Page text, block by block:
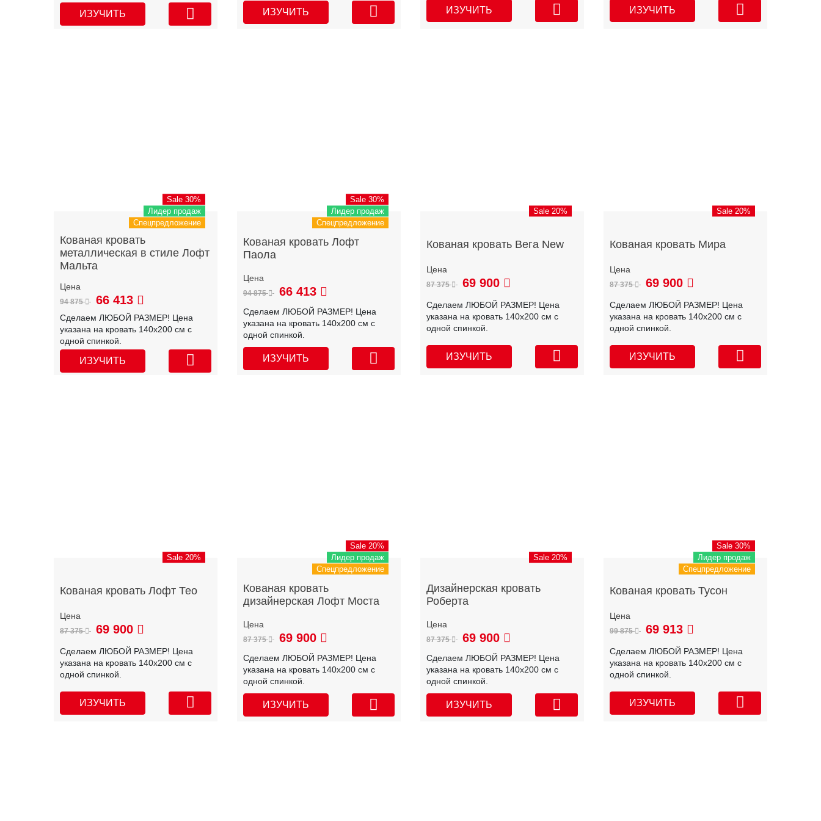
ИЗУЧИТЬ ИЗУЧИТЬ ИЗУЧИТЬ ИЗУЧИТЬ
Sale 30%
Лидер продаж
Спецпредложение
Кованая кровать
металлическая в стиле Лофт
Мальта
94 875 66 413
Сделаем ЛЮБОЙ РАЗМЕР! Цена
указана на кровать 140х200 см с
одной спинкой.
ИЗУЧИТЬ
Sale 30%
Лидер продаж
Спецпредложение
Кованая кровать Лофт
Паола
94 875 66 413
Сделаем ЛЮБОЙ РАЗМЕР! Цена
указана на кровать 140х200 см с
одной спинкой.
ИЗУЧИТЬ
Sale 20%
Кованая кровать Вега New
87 375 69 900
Сделаем ЛЮБОЙ РАЗМЕР! Цена
указана на кровать 140х200 см с
одной спинкой.
ИЗУЧИТЬ
Sale 20%
Кованая кровать Мира
87 375 69 900
Сделаем ЛЮБОЙ РАЗМЕР! Цена
указана на кровать 140х200 см с
одной спинкой.
ИЗУЧИТЬ
Sale 20%
Кованая кровать Лофт Тео
87 375 69 900
Сделаем ЛЮБОЙ РАЗМЕР! Цена
указана на кровать 140х200 см с
одной спинкой.
ИЗУЧИТЬ
Sale 20%
Лидер продаж
Спецпредложение
Кованая кровать
дизайнерская Лофт Моста
87 375 69 900
Сделаем ЛЮБОЙ РАЗМЕР! Цена
указана на кровать 140х200 см с
одной спинкой.
ИЗУЧИТЬ
Sale 20%
Дизайнерская кровать
Роберта
87 375 69 900
Сделаем ЛЮБОЙ РАЗМЕР! Цена
указана на кровать 140х200 см с
одной спинкой.
ИЗУЧИТЬ
Sale 30%
Лидер продаж
Спецпредложение
Кованая кровать Тусон
99 875 69 913
Сделаем ЛЮБОЙ РАЗМЕР! Цена
указана на кровать 140х200 см с
одной спинкой.
ИЗУЧИТЬ